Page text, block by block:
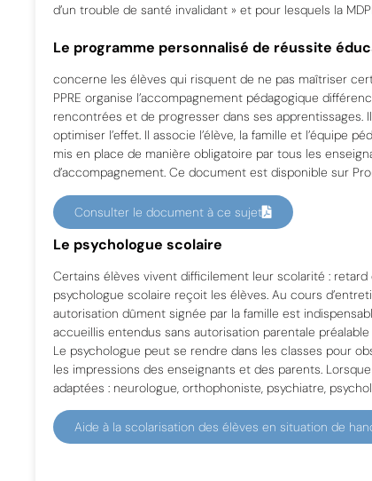
d’un trouble de santé invalidant » et pour lesquels la
Le programme personnalisé de réussite
concerne les élèves qui risquent de ne pas maîtriser
PPRE organise l’accompagnement pédagogique
rencontrées et de progresser dans ses apprentissages.
optimiser l’effet. Il associe l’élève, la famille et l’équipe
mis en place de manière obligatoire par tous les
d’accompagnement. Ce document est disponible sur
Consulter le document à ce sujet
Le psychologue scolaire
Certains élèves vivent difficilement leur scolarité :
psychologue scolaire reçoit les élèves. Au cours
autorisation dûment signée par la famille est
accueillis entendus sans autorisation parentale
Le psychologue peut se rendre dans les classes pour
les impressions des enseignants et des parents.
adaptées : neurologue, orthophoniste, psychiatre,
Aide à la scolarisation des élèves en situation de